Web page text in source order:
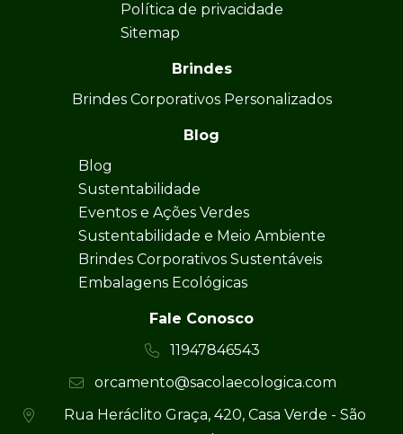
Política de privacidade
Sitemap
Brindes
Brindes Corporativos Personalizados
Blog
Blog
Sustentabilidade
Eventos e Ações Verdes
Sustentabilidade e Meio Ambiente
Brindes Corporativos Sustentáveis
Embalagens Ecológicas
Fale Conosco
11947846543
orcamento@sacolaecologica.com
Rua Heráclito Graça, 420, Casa Verde - São